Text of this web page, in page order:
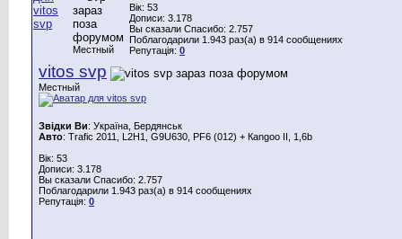
Местный
Вік: 53
Дописи: 3.178
Вы сказали Спасибо: 2.757
Поблагодарили 1.943 раз(а) в 914 сообщениях
Репутація: 0
vitos svp
Местный
Звідки Ви: Україна, Бердянськ
Авто: Trafic 2011, L2H1, G9U630, PF6 (012) + Каngoo II, 1,6b
Вік: 53
Дописи: 3.178
Вы сказали Спасибо: 2.757
Поблагодарили 1.943 раз(а) в 914 сообщениях
Репутація: 0